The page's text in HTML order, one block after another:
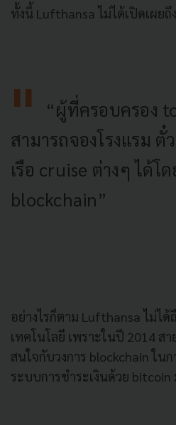
ทั้งนี้ Lufthansa ไม่ได้เปิดเผย
“ผู้ที่ครอบครอง
สามารถจองโรงแรม ตั๋
เรือ cruise ต่างๆ ได้โ
blockchain”
อย่างไรก็ตาม Lufthansa ไม่ไ
เทคโนโลยี เพราะในปี 2014 ส
สนใจกับวงการ blockchain ใน
ระบบการชำระเงินด้วย bitcoin